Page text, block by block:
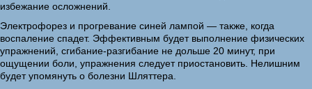
избежание осложнений.
Электрофорез и прогревание синей лампой — также, когда
воспаление спадет. Эффективным будет выполнение физических
упражнений, сгибание-разгибание не дольше 20 минут, при
ощущении боли, упражнения следует приостановить. Нелишним
будет упомянуть о болезни Шляттера.